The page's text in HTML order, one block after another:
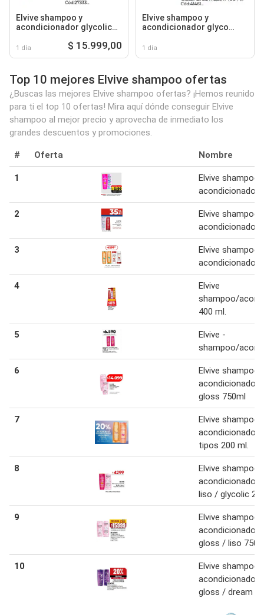
Elvive shampoo y
acondicionador glycolic
1 día $ 15.999,00
Elvive shampoo y
acondicionador glyco
1 día
Top 10 mejores Elvive shampoo ofertas
¿Buscas las mejores Elvive shampoo ofertas? ¡Hemos reunido
para ti el top 10 ofertas! Mira aquí dónde conseguir Elvive
shampoo al mejor precio y aprovecha de inmediato los
grandes descuentos y promociones.
# Oferta Nombre
1
Elvive shampoo/
acondicionador
2
Elvive shampoo
acondicionador
3
Elvive shampoo
acondicionador
4
Elvive
shampoo/
400 ml.
5
Elvive -
shampoo/
6
Elvive shampoo/
acondicionador
gloss 750ml
7
Elvive shampoo
acondicionador
tipos 200 ml.
8
Elvive shampoo
acondicionador
liso / glycolic
9
Elvive shampoo
acondicionador
gloss / liso 750
10
Elvive shampoo
acondicionador
gloss / dream